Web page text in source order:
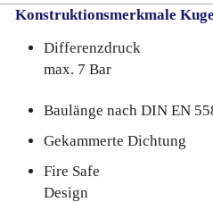
Konstruktionsmerkmale
Differenzdruck
max. 7 Bar
Baulänge nach DIN EN
Gekammerte Dichtung
Fire Safe
Design